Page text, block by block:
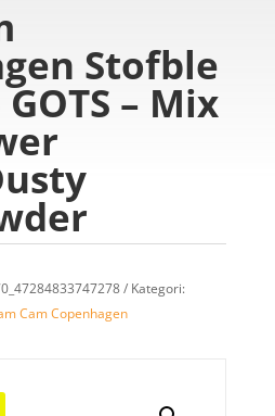
Stofble
– Mix
Kategori:
Cam Copenhagen